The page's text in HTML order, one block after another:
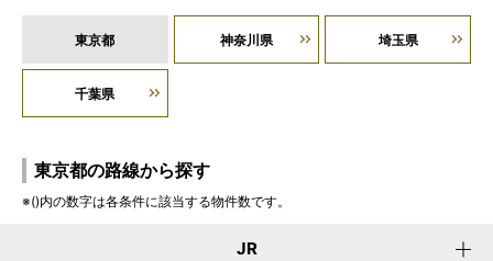
東京都 神奈川県 埼玉県
千葉県
東京都の路線から探す
※()内の数字は各条件に該当する物件数です。
JR